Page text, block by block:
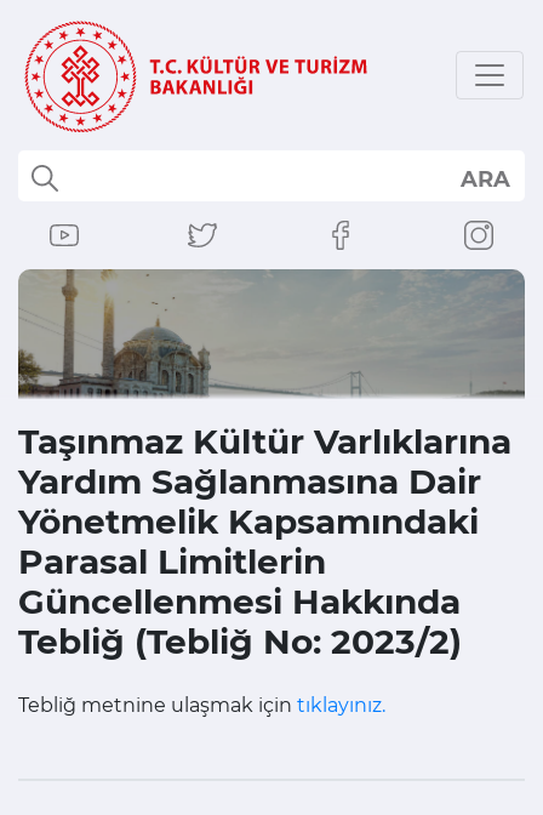
ARA
Taşınmaz Kültür Varlıklarına
Yardım Sağlanmasına Dair
Yönetmelik Kapsamındaki
Parasal Limitlerin
Güncellenmesi Hakkında
Tebliğ (Tebliğ No: 2023/2)
Tebliğ metnine ulaşmak için tıklayınız.